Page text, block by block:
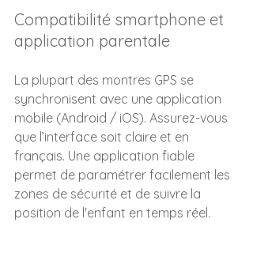
Compatibilité smartphone et
application parentale
La plupart des montres GPS se
synchronisent avec une application
mobile (Android / iOS). Assurez-vous
que l’interface soit claire et en
français. Une application fiable
permet de paramétrer facilement les
zones de sécurité et de suivre la
position de l'enfant en temps réel.